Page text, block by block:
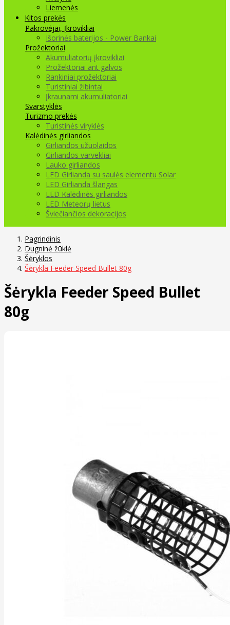
Liemenės
Kitos prekės
Pakrovėjai, Įkrovikliai
Išorinės baterijos - Power Bankai
Prožektoriai
Akumuliatorių įkrovikliai
Prožektoriai ant galvos
Rankiniai prožektoriai
Turistiniai žibintai
Įkraunami akumuliatoriai
Svarstyklės
Turizmo prekės
Turistinės viryklės
Kalėdinės girliandos
Girliandos užuolaidos
Girliandos varvekliai
Lauko girliandos
LED Girlianda su saulės elementu Solar
LED Girlianda šlangas
LED Kalėdinės girliandos
LED Meteorų lietus
Šviečiančios dekoracijos
Pagrindinis
Dugninė žūklė
Šėryklos
Šėrykla Feeder Speed Bullet 80g
Šėrykla Feeder Speed Bullet
80g